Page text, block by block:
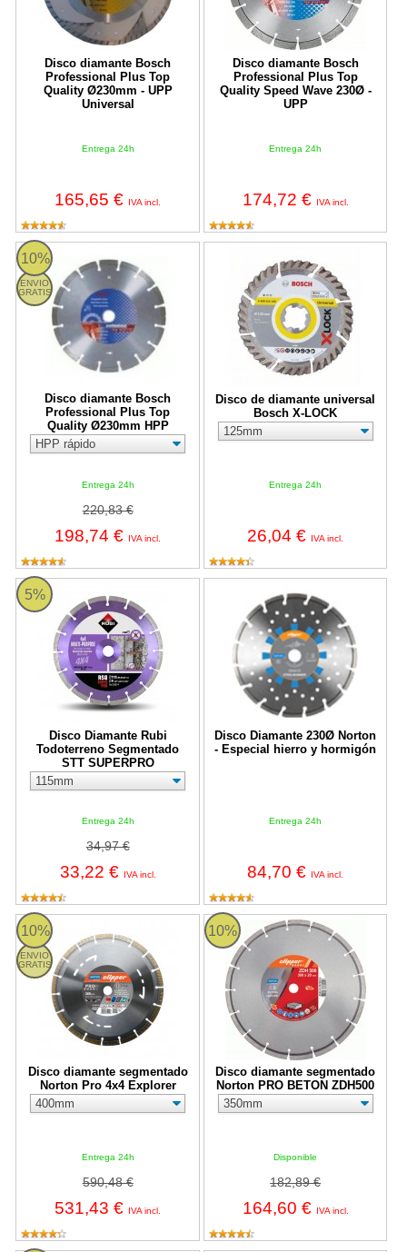
Disco diamante Bosch
Professional Plus Top
Quality Ø230mm - UPP
Universal
Entrega 24h
165,65 € IVA incl.
Disco diamante Bosch
Professional Plus Top
Quality Speed Wave 230Ø -
UPP
Entrega 24h
174,72 € IVA incl.
10%
ENVIO
GRATIS
Disco diamante Bosch
Professional Plus Top
Quality Ø230mm HPP
Entrega 24h
220,83 €
198,74 € IVA incl.
Disco diamante Bosch Professional Plus Top Quality Ø230mm
Disco de diamante universal
Bosch X-LOCK
Entrega 24h
26,04 € IVA incl.
5%
Disco Diamante Rubi
Todoterreno Segmentado
STT SUPERPRO
Entrega 24h
34,97 €
33,22 € IVA incl.
Disco Diamante Rubi Todoterreno Segmentado STT SUPERPRO
Disco Diamante 230Ø Norton
- Especial hierro y hormigón
Entrega 24h
84,70 € IVA incl.
10%
ENVIO
GRATIS
Disco diamante segmentado
Norton Pro 4x4 Explorer
Entrega 24h
590,48 €
531,43 € IVA incl.
Disco diamante segmentado Norton Pro 4x4 Explorer
10%
Disco diamante segmentado
Norton PRO BETON ZDH500
Disponible
182,89 €
164,60 € IVA incl.
Disco diamante segmentado